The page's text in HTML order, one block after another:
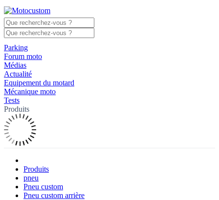
Parking
Forum moto
Médias
Actualité
Equipement du motard
Mécanique moto
Tests
Produits
Produits
pneu
Pneu custom
Pneu custom arrière